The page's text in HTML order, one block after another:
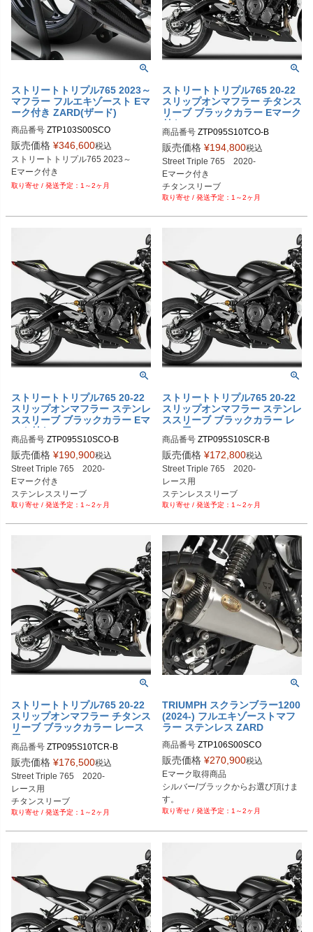
ストリートトリプル765 2023～
マフラー フルエキゾースト Eマ
ーク付き ZARD(ザード)
商品番号 ZTP103S00SCO
ステンレス：ZTP103S00SCO-S
チタン：ZTP103S00SCO-T
ステンレスブラック：ZTP103S00S
CO-S-B
販売価格 ¥346,600税込
ストリートトリプル765 2023～
Eマーク付き
1～2ヶ月
ストリートトリプル765 20-22
スリップオンマフラー チタンス
リーブ ブラックカラー Eマーク
付き ZARD
商品番号
販売価格 ¥194,800税込
Street Triple 765　2020-
Eマーク付き
チタンスリーブ
ブラックカラー
1～2ヶ月
ストリートトリプル765 20-22
スリップオンマフラー ステンレ
ススリーブ ブラックカラー Eマ
ーク付き ZARD
商品番号
販売価格 ¥190,900税込
Street Triple 765　2020-
Eマーク付き
ステンレススリーブ
ブラックカラー
1～2ヶ月
ストリートトリプル765 20-22
スリップオンマフラー ステンレ
ススリーブ ブラックカラー レ
ース用 ZARD
商品番号 ZTP095S10SCR-B
販売価格 ¥172,800税込
Street Triple 765　2020-
レース用
ステンレススリーブ
ブラックカラー
1～2ヶ月
ストリートトリプル765 20-22
スリップオンマフラー チタンス
リーブ ブラックカラー レース
用 ZARD
商品番号
販売価格 ¥176,500税込
Street Triple 765　2020-
レース用
チタンスリーブ
ブラックカラー
1～2ヶ月
TRIUMPH スクランブラー1200
(2024-) フルエキゾーストマフ
ラー ステンレス ZARD
商品番号 ZTP106S00SCO
ZTP106S00SCO-B
販売価格 ¥270,900税込
Eマーク取得商品
シルバー/ブラックからお選び頂けま
す。
TRIUMPH スクランブラー1200 (202
1～2ヶ月